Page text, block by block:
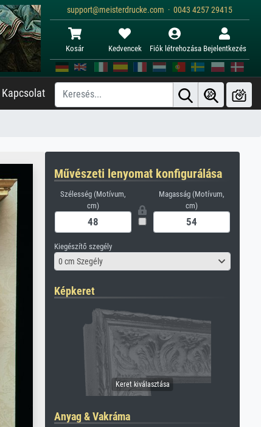
support@meisterdrucke.com · 0043 4257 29415
Kosár Kedvencek Fiók létrehozása Bejelentkezés
Kapcsolat
Művészeti lenyomat konfigurálása
Szélesség (Motívum,
cm)
Magasság (Motívum,
cm)
Kiegészítő szegély
0 cm Szegély
Képkeret
Anyag & Vakráma